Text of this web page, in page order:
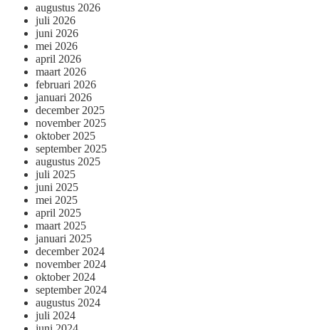
augustus 2026
juli 2026
juni 2026
mei 2026
april 2026
maart 2026
februari 2026
januari 2026
december 2025
november 2025
oktober 2025
september 2025
augustus 2025
juli 2025
juni 2025
mei 2025
april 2025
maart 2025
januari 2025
december 2024
november 2024
oktober 2024
september 2024
augustus 2024
juli 2024